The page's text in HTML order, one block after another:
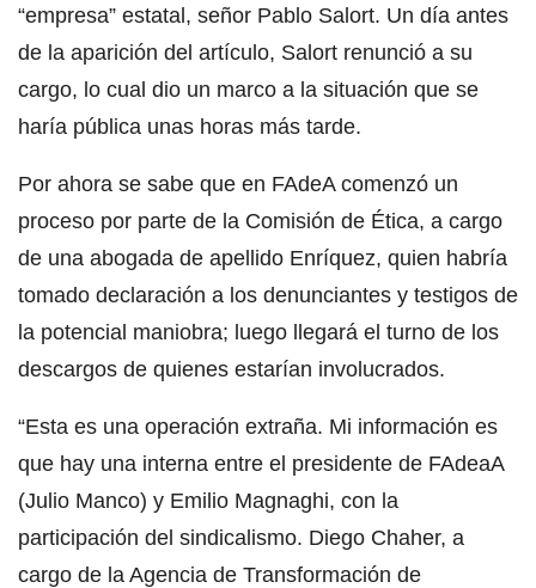
“empresa” estatal, señor Pablo Salort. Un día antes
de la aparición del artículo, Salort renunció a su
cargo, lo cual dio un marco a la situación que se
haría pública unas horas más tarde.
Por ahora se sabe que en FAdeA comenzó un
proceso por parte de la Comisión de Ética, a cargo
de una abogada de apellido Enríquez, quien habría
tomado declaración a los denunciantes y testigos de
la potencial maniobra; luego llegará el turno de los
descargos de quienes estarían involucrados.
“Esta es una operación extraña. Mi información es
que hay una interna entre el presidente de FAdeaA
(Julio Manco) y Emilio Magnaghi, con la
participación del sindicalismo. Diego Chaher, a
cargo de la Agencia de Transformación de